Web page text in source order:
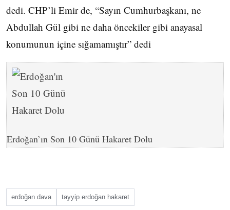
dedi. CHP’li Emir de, “Sayın Cumhurbaşkanı, ne
Abdullah Gül gibi ne daha öncekiler gibi anayasal
konumunun içine sığamamıştır” dedi
Erdoğan’ın Son 10 Günü Hakaret Dolu
erdoğan dava tayyip erdoğan hakaret